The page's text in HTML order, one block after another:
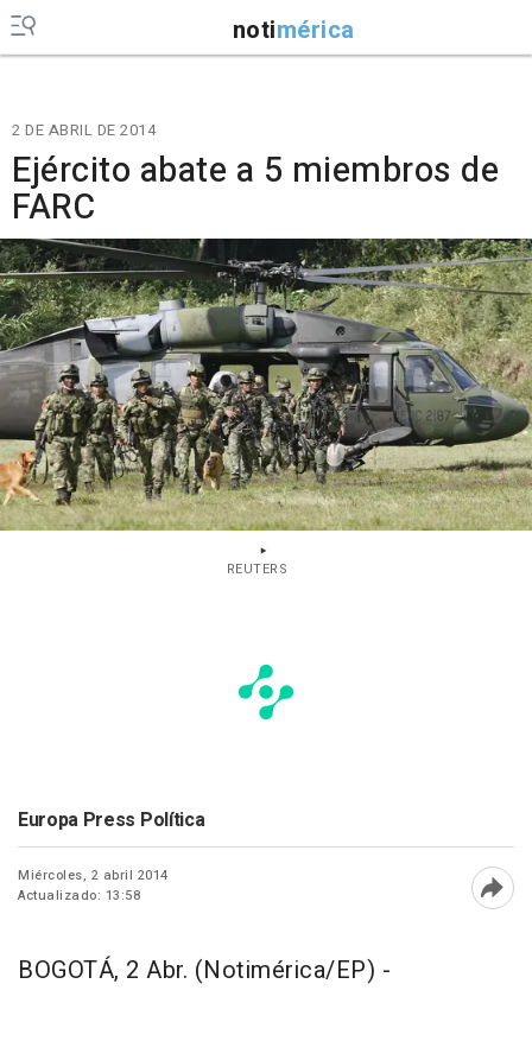
notimérica
2 DE ABRIL DE 2014
Ejército abate a 5 miembros de
FARC
REUTERS
Europa Press Política
Miércoles, 2 abril 2014
Actualizado: 13:58
BOGOTÁ, 2 Abr. (Notimérica/EP) -